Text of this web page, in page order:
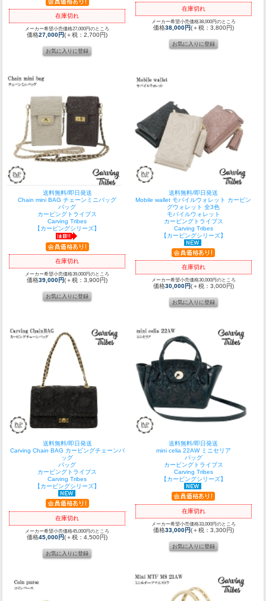
在庫切れ
メーカー希望小売価格27,000円のところ
価格27,000円(＋税：2,700円)
在庫切れ
メーカー希望小売価格38,000円のところ
価格38,000円(＋税：3,800円)
送料無料/即日発送
Chain mini BAG チェーンミニバッグ
バッグ
カービングトライブス
Carving Tribes
【カービングシリーズ】
在庫切れ
メーカー希望小売価格39,000円のところ
価格39,000円(＋税：3,900円)
送料無料/即日発送
Mobile wallet モバイルウォレット カービン
グウォレット 全3色
モバイルウォレット
カービングトライブス
Carving Tribes
【カービングシリーズ】
在庫切れ
メーカー希望小売価格30,000円のところ
価格30,000円(＋税：3,000円)
送料無料/即日発送
Carving Chain BAG カービングチェーンバ
ッグ
バッグ
カービングトライブス
Carving Tribes
【カービングシリーズ】
在庫切れ
メーカー希望小売価格45,000円のところ
価格45,000円(＋税：4,500円)
送料無料/即日発送
mini celia 22AW ミニセリア
バッグ
カービングトライブス
Carving Tribes
【カービングシリーズ】
在庫切れ
メーカー希望小売価格33,000円のところ
価格33,000円(＋税：3,300円)